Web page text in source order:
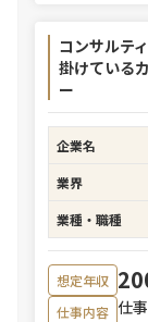
コンサルテ
掛けている
ー
企業名
業界
業種・職種
想定年収
仕事内容 仕